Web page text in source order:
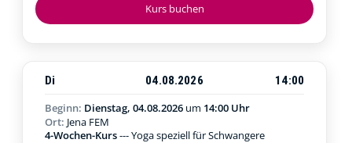
Kurs buchen
Di 04.08.2026
14:00
Beginn: Dienstag, 04.08.2026 um 14:00 Uhr
Ort: Jena FEM
4-Wochen-Kurs--- Yoga speziell für Schwangere